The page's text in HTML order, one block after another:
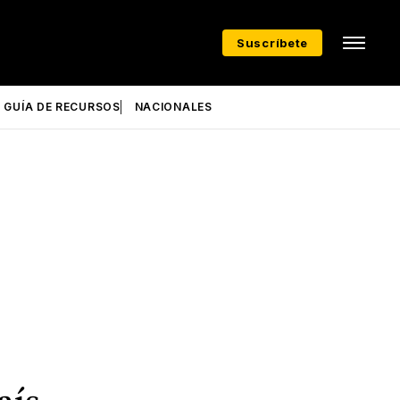
Suscríbete
GUÍA DE RECURSOS NACIONALES